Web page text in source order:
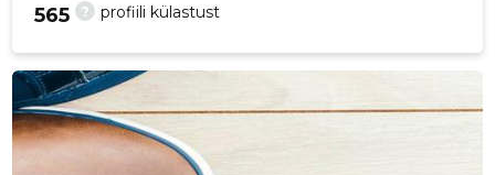
? profiili külastust
565